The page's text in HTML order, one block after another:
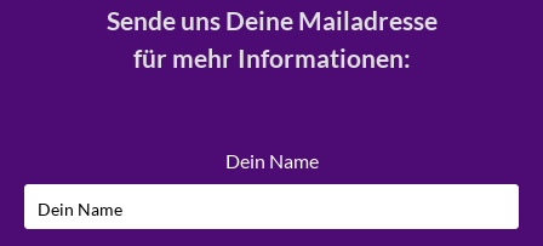
Sende uns Deine Mailadresse
für mehr Informationen:
Dein Name